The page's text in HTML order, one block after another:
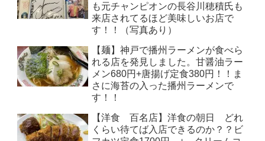
も元チャンピオンの長谷川穂積氏も
来店されてるほど美味しいお店で
す！！（写真あり）
【麺】神戸で播州ラーメンが食べら
れる店を発見しました。甘醤油ラー
メン680円+唐揚げ定食380円！！ま
さに海苔の入った播州ラーメンで
す！！
【洋食 百名店】洋食の朝日 どれ
くらい待てば入店できるのか？？ビ